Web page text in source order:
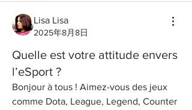
Lisa Lisa
2025年8月8日
Quelle est votre attitude envers
l’eSport ?
Bonjour à tous ! Aimez-vous des jeux
comme Dota, League, Legend, Counter